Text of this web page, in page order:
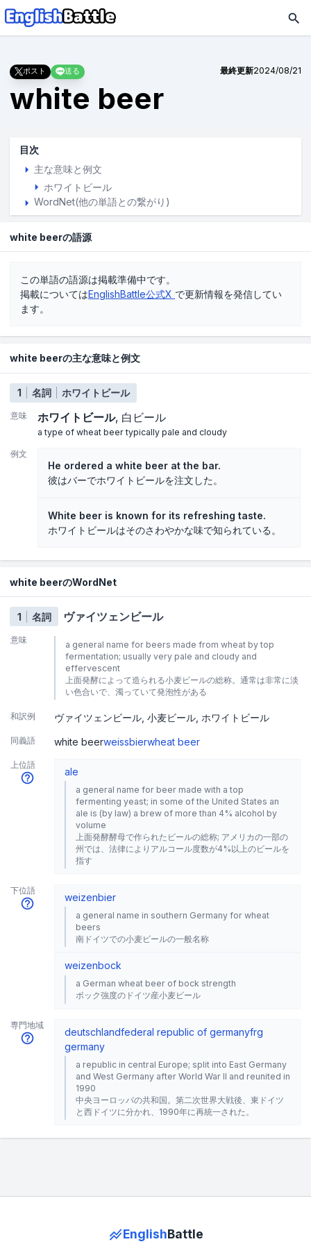
ポスト 送る 最終更新2024/08/21
white beer
目次
主な意味と例文
ホワイトビール
WordNet(他の単語との繋がり)
white beerの語源
この単語の語源は掲載準備中です。
掲載についてはEnglishBattle公式X で更新情報を発信してい
ます。
white beerの主な意味と例文
1 名詞 ホワイトビール
意味 ホワイトビール 白ビール
a type of wheat beer typically pale and cloudy
例文
He ordered a white beer at the bar.
彼はバーでホワイトビールを注文した。
White beer is known for its refreshing taste.
ホワイトビールはそのさわやかな味で知られている。
white beerのWordNet
1 名詞 ヴァイツェンビール
意味
a general name for beers made from wheat by top
fermentation; usually very pale and cloudy and
effervescent
上面発酵によって造られる小麦ビールの総称。通常は非常に淡
い色合いで、濁っていて発泡性がある
和訳例 ヴァイツェンビール 小麦ビール ホワイトビール
同義語 white beerweissbierwheat beer
上位語
ale
a general name for beer made with a top
fermenting yeast; in some of the United States an
ale is (by law) a brew of more than 4% alcohol by
volume
上面発酵酵母で作られたビールの総称; アメリカの一部の
州では、法律によりアルコール度数が4%以上のビールを
指す
下位語
weizenbier
a general name in southern Germany for wheat
beers
南ドイツでの小麦ビールの一般名称
weizenbock
a German wheat beer of bock strength
ボック強度のドイツ産小麦ビール
専門地域
deutschlandfederal republic of germanyfrg
germany
a republic in central Europe; split into East Germany
and West Germany after World War II and reunited in
1990
中央ヨーロッパの共和国。第二次世界大戦後、東ドイツ
と西ドイツに分かれ、1990年に再統一された。
EnglishBattle